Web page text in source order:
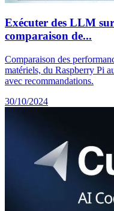
Exécuter des LLM
comparaison de...
Comparaison des
matériels, du Raspberry Pi
avec recommandations.
30/10/2024